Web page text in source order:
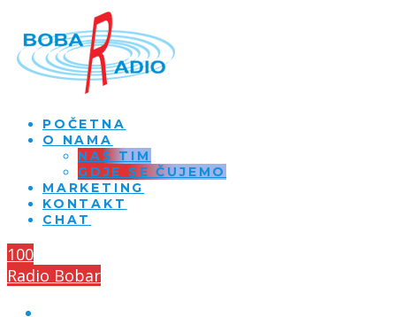
POČETNA
O NAMA
NAŠ TIM
GDJE SE ČUJEMO
MARKETING
KONTAKT
CHAT
100
Radio Bobar